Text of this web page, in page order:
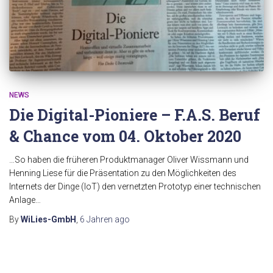
NEWS
Die Digital-Pioniere – F.A.S. Beruf
& Chance vom 04. Oktober 2020
…So haben die früheren Produktmanager Oliver Wissmann und
Henning Liese für die Präsentation zu den Möglichkeiten des
Internets der Dinge (IoT) den vernetzten Prototyp einer technischen
Anlage…
ByWiLies-GmbH 6 Jahren ago